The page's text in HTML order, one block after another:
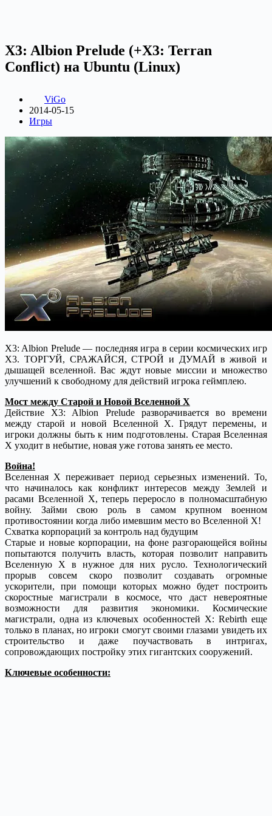
X3: Albion Prelude (+X3: Terran
Conflict) на Ubuntu (Linux)
ViGo
2014-05-15
Игры
X3: Albion Prelude — последняя игра в серии космических игр
X3. ТОРГУЙ, СРАЖАЙСЯ, СТРОЙ и ДУМАЙ в живой и
дышащей вселенной. Вас ждут новые миссии и множество
улучшений к свободному для действий игрока геймплею.
Мост между Старой и Новой Вселенной X
Действие X3: Albion Prelude разворачивается во времени
между старой и новой Вселенной X. Грядут перемены, и
игроки должны быть к ним подготовлены. Старая Вселенная
Х уходит в небытие, новая уже готова занять ее место.
Война!
Вселенная X переживает период серьезных изменений. То,
что начиналось как конфликт интересов между Землей и
расами Вселенной X, теперь переросло в полномасштабную
войну. Займи свою роль в самом крупном военном
противостоянии когда либо имевшим место во Вселенной X!
Схватка корпораций за контроль над будущим
Старые и новые корпорации, на фоне разгорающейся войны
попытаются получить власть, которая позволит направить
Вселенную X в нужное для них русло. Технологический
прорыв совсем скоро позволит создавать огромные
ускорители, при помощи которых можно будет построить
скоростные магистрали в космосе, что даст невероятные
возможности для развития экономики. Космические
магистрали, одна из ключевых особенностей X: Rebirth еще
только в планах, но игроки смогут своими глазами увидеть их
строительство и даже поучаствовать в интригах,
сопровождающих постройку этих гигантских сооружений.
Ключевые особенности: